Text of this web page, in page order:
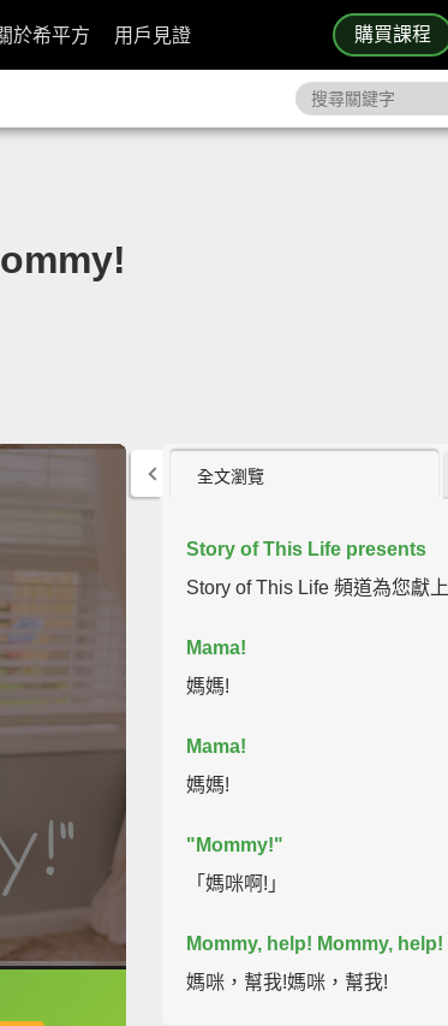
購買課程
於希平方 用戶見證
全文瀏覽
Story of This Life presents
Story of This Life 頻道為您獻上
Mama!
媽媽!
Mama!
媽媽!
"Mommy!"
「媽咪啊!」
Mommy, help! Mommy, help!
媽咪，幫我!媽咪，幫我!